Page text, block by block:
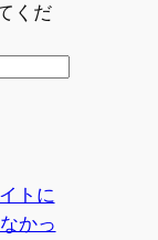
くだ
トに
かっ